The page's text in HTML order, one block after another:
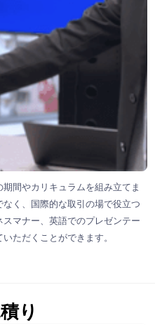
間やカリキュラムを組み立てま
く、国際的な取引の場で役立つ
マナー、英語でのプレゼンテー
ただくことができます。
り